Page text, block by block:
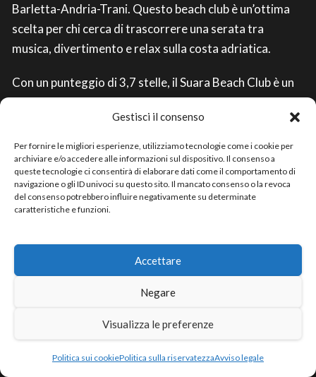
Gestisci il consenso
Per fornire le migliori esperienze, utilizziamo tecnologie come i cookie per
archiviare e/o accedere alle informazioni sul dispositivo. Il consenso a
queste tecnologie ci consentirà di elaborare dati come il comportamento di
navigazione o gli ID univoci su questo sito. Il mancato consenso o la revoca
del consenso potrebbero influire negativamente su determinate
caratteristiche e funzioni.
Accettare
Negare
Visualizza le preferenze
Politica sui cookiePolitica sulla riservatezzaAvviso legale
Barletta-Andria-Trani. Questo beach club è un’ottima
scelta per chi cerca di trascorrere una serata tra
musica, divertimento e relax sulla costa adriatica.
Con un punteggio di 3,7 stelle, il Suara Beach Club è un
locale apprezzato dai frequentatori, che lo descrivono
come un posto ideale per trascorrere una serata estiva
con gli amici. La struttura offre una vasta area per la
danza e un’ampia scelta di cocktail e drink.
Il personale è cordiale e disponibile, pronto a soddisfare
ogni esigenza dei clienti. Inoltre, il locale è facilmente
In sintesi, il Suara Beach Club è un’ottima scelta per chi
costa adriatica. Per informazioni e prenotazioni, è
407 4944.